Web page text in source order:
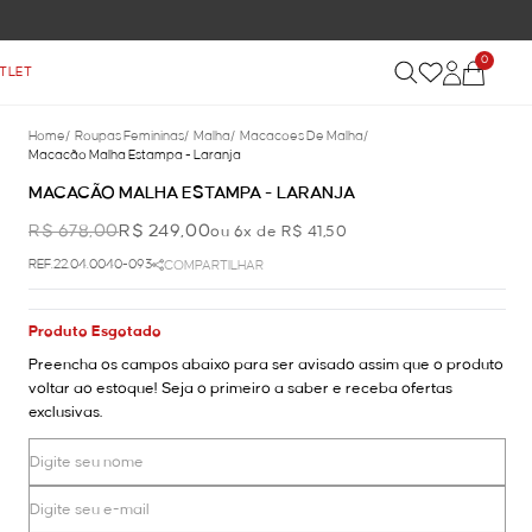
0
Home/ Roupas Femininas/ Malha/ Macacoes De Malha/
Macacão Malha Estampa - Laranja
MACACÃO MALHA ESTAMPA - LARANJA
R$ 678,00R$ 249,00ou 6x de R$ 41,50
REF.22.04.0040-093 COMPARTILHAR
Produto Esgotado
Preencha os campos abaixo para ser avisado assim que o produto
voltar ao estoque! Seja o primeiro a saber e receba ofertas
exclusivas.